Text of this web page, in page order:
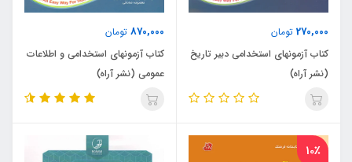
270,000 تومان
کتاب آزمونهای استخدامی دبیر تاریخ
(نشر آراه)
870,000 تومان
کتاب آزمونهای استخدامی و اطلاعات
عمومی (نشر آراه)
10٪